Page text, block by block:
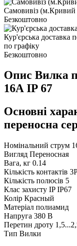
Самовивіз (м.Кривий
Безкоштовно
Кур'єрська доставка
по графіку
Безкоштовно
Опис Вилка
16А IP 67
Основні
переносна
Номінальний струм
Вигляд Переносная
Вага, кг 0.14
Кількість контактів
Кількість полюсів 5
Клас захисту IP IP67
Колір Красный
Матеріал полиамид
Напруга 380 В
Перетин дроту
Тип Вилки